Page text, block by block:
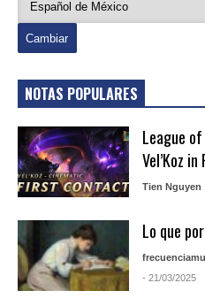
NOTAS POPULARES
League
Vel’Koz
Tien Nguyen
Lo que
- 21/03/2025